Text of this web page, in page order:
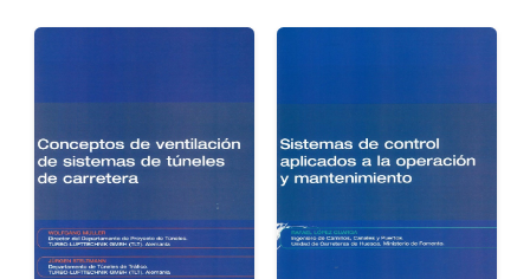
Planificación
cantidad